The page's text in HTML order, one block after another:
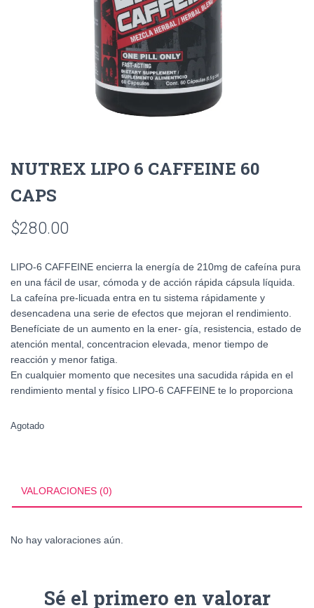
NUTREX LIPO 6 CAFFEINE 60
CAPS
$280.00
LIPO-6 CAFFEINE encierra la energía de 210mg de cafeína pura
en una fácil de usar, cómoda y de acción rápida cápsula líquida.
La cafeína pre-licuada entra en tu sistema rápidamente y
desencadena una serie de efectos que mejoran el rendimiento.
Benefíciate de un aumento en la ener- gía, resistencia, estado de
atención mental, concentracion elevada, menor tiempo de
reacción y menor fatiga.
En cualquier momento que necesites una sacudida rápida en el
rendimiento mental y físico LIPO-6 CAFFEINE te lo proporciona
Agotado
VALORACIONES (0)
No hay valoraciones aún.
Sé el primero en valorar